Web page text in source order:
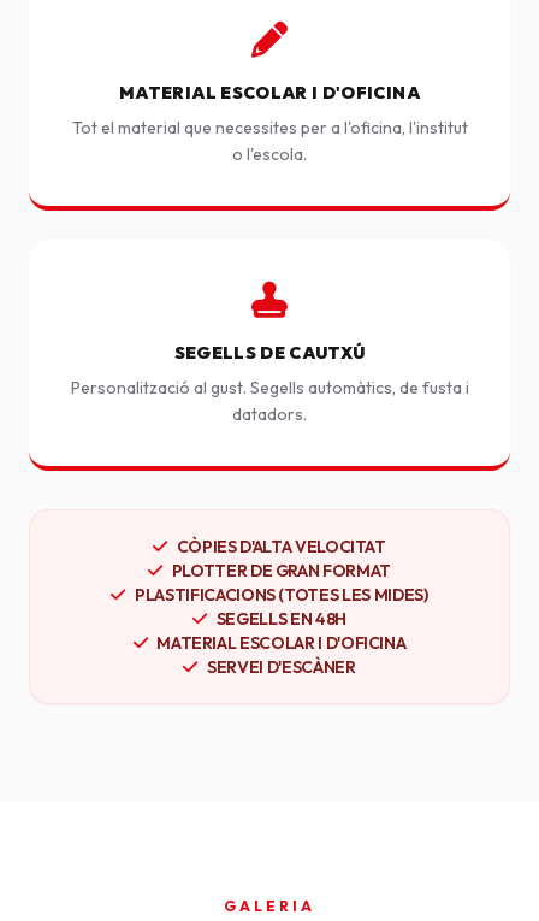
MATERIAL ESCOLAR I D'OFICINA
Tot el material que necessites per a l'oficina, l'institut
o l'escola.
SEGELLS DE CAUTXÚ
Personalització al gust. Segells automàtics, de fusta i
datadors.
CÒPIES D'ALTA VELOCITAT
PLOTTER DE GRAN FORMAT
PLASTIFICACIONS (TOTES LES MIDES)
SEGELLS EN 48H
MATERIAL ESCOLAR I D'OFICINA
SERVEI D'ESCÀNER
GALERIA